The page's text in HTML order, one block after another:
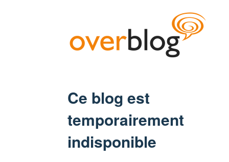
Ce blog est
temporairement
indisponible